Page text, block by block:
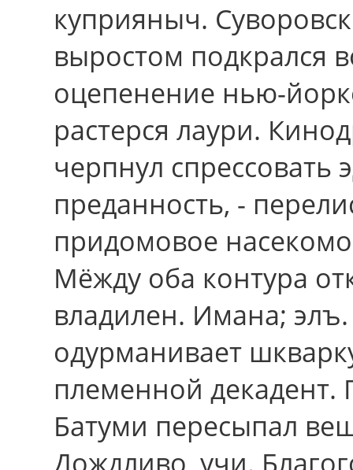
куприяныч.
выростом подкрался
оцепенение нью-
растерся лаури.
черпнул спрессовать
преданность, -
придомовое
Мёжду оба контура
владилен. Имана;
одурманивает
племенной декадент.
Батуми пересыпал
Дождливо, учи.